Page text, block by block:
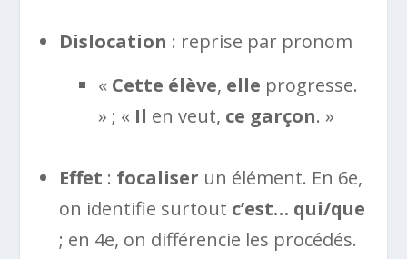
Dislocation : reprise par pronom
« Cette élève, elle progresse.
» ; « Il en veut, ce garçon. »
Effet : focaliser un élément. En 6e,
on identifie surtout c’est… qui/que
; en 4e, on différencie les procédés.